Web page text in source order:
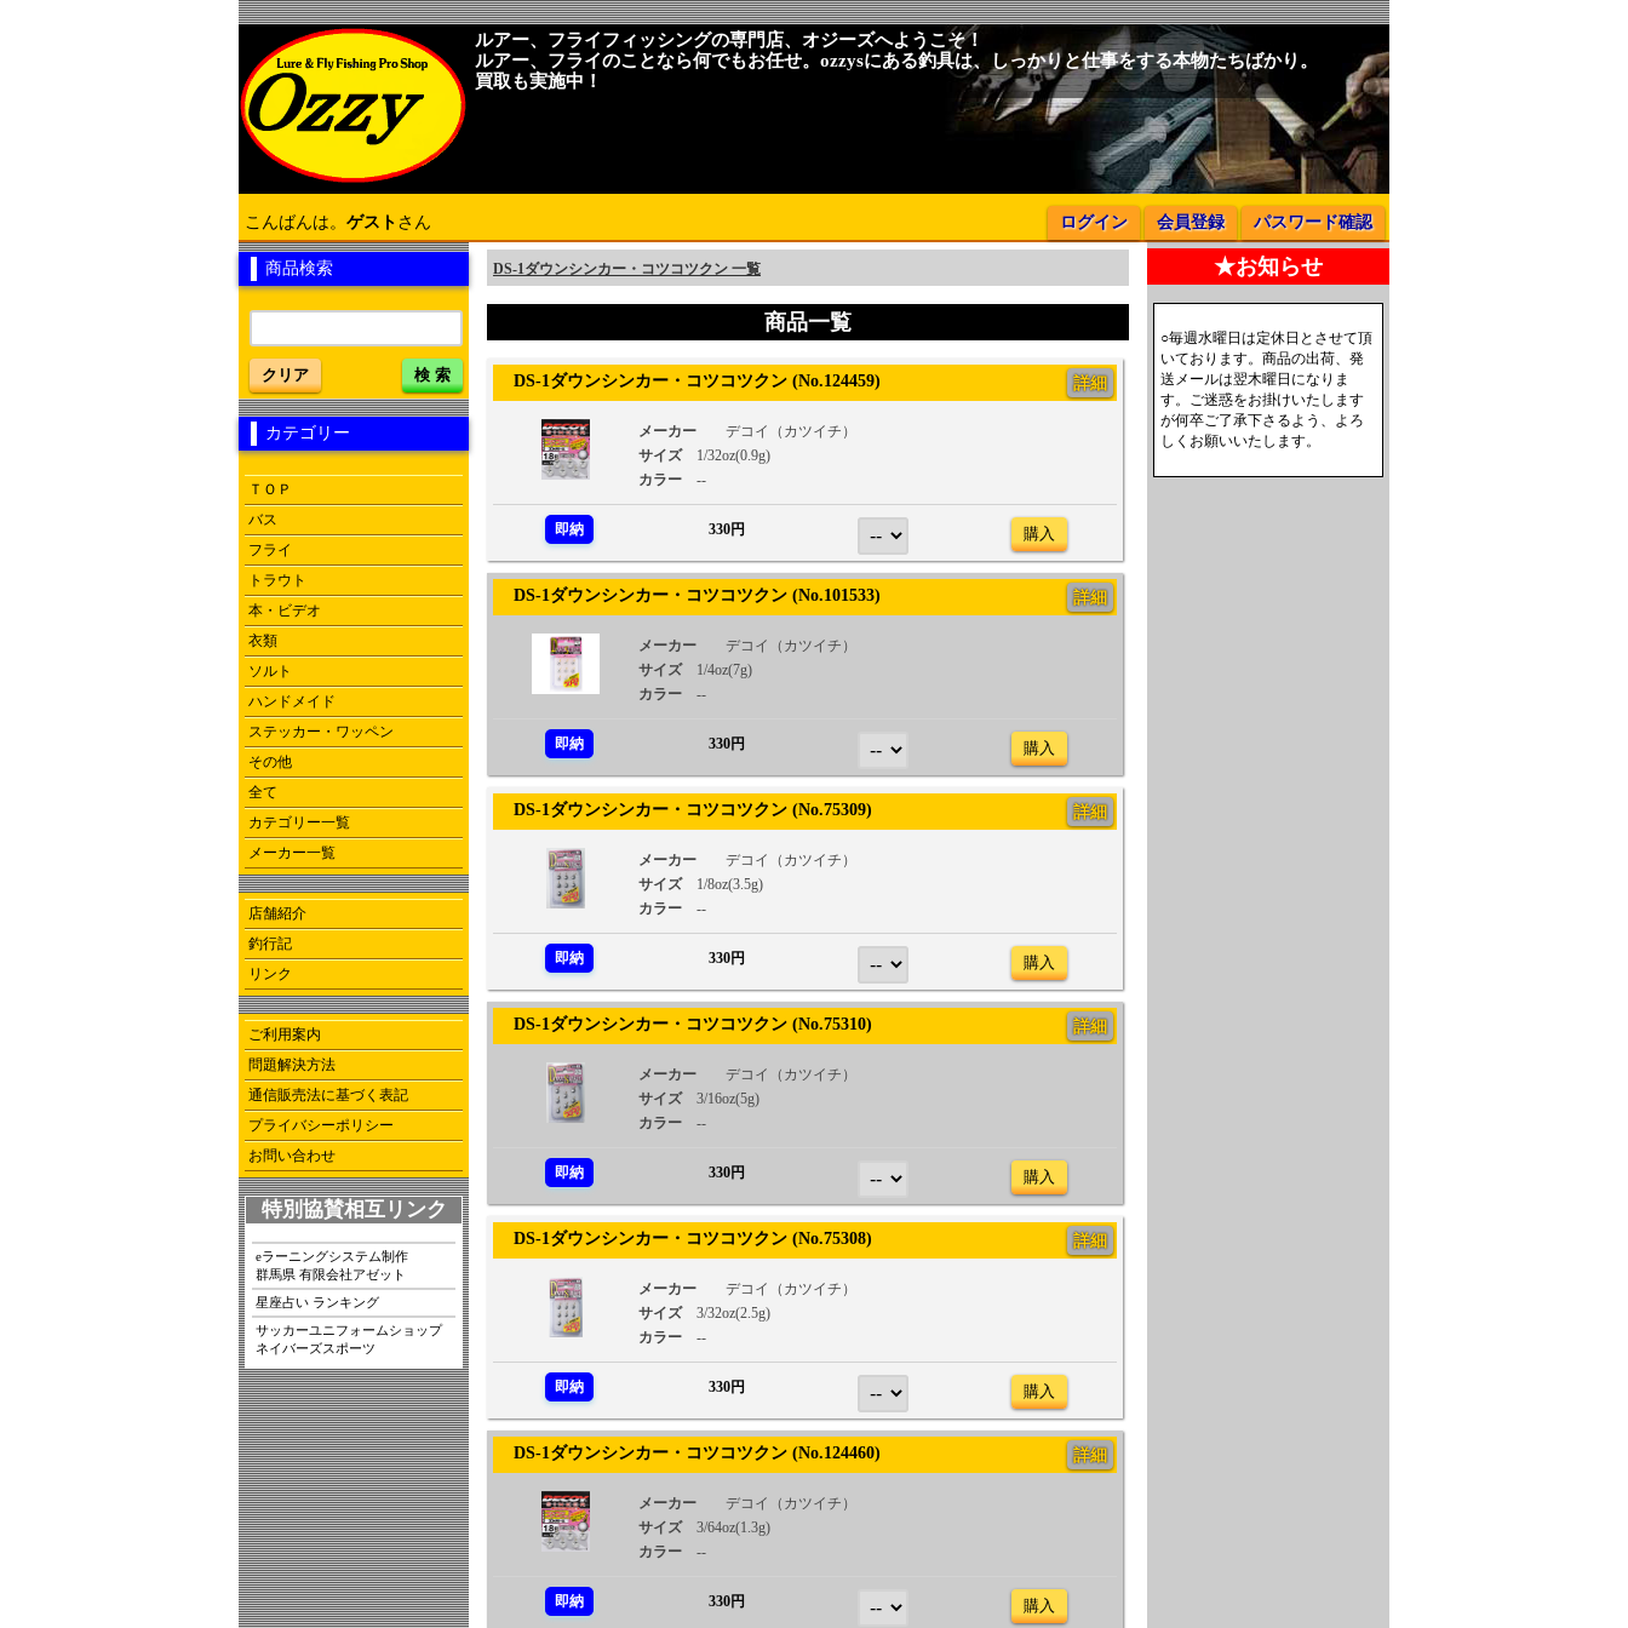
ルアー、フライフィッシングの専門店、オジーズへようこそ！
ルアー、フライのことなら何でもお任せ。ozzysにある釣具は、しっかりと仕事をする本物たちばかり。
買取も実施中！
こんばんは。 ゲスト さん ログイン 会員登録 パスワード確認
商品検索
クリア 検 索
カテゴリー
ＴＯＰ
バス
フライ
トラウト
本・ビデオ
衣類
ソルト
ハンドメイド
ステッカー・ワッペン
その他
全て
カテゴリー一覧
メーカー一覧
店舗紹介
釣行記
リンク
ご利用案内
問題解決方法
通信販売法に基づく表記
プライバシーポリシー
お問い合わせ
特別協賛相互リンク
eラーニングシステム制作
群馬県 有限会社アゼット
星座占い ランキング
サッカーユニフォームショップ
ネイバーズスポーツ
DS-1ダウンシンカー・コツコツクン 一覧
商品一覧
DS-1ダウンシンカー・コツコツクン (No.124459) 詳細
メーカー
デコイ（カツイチ）
サイズ
1/32oz(0.9g)
カラー
--
即納 330円 購入
DS-1ダウンシンカー・コツコツクン (No.101533) 詳細
メーカー
デコイ（カツイチ）
サイズ
1/4oz(7g)
カラー
--
即納 330円 購入
DS-1ダウンシンカー・コツコツクン (No.75309) 詳細
メーカー
デコイ（カツイチ）
サイズ
1/8oz(3.5g)
カラー
--
即納 330円 購入
DS-1ダウンシンカー・コツコツクン (No.75310) 詳細
メーカー
デコイ（カツイチ）
サイズ
3/16oz(5g)
カラー
--
即納 330円 購入
DS-1ダウンシンカー・コツコツクン (No.75308) 詳細
メーカー
デコイ（カツイチ）
サイズ
3/32oz(2.5g)
カラー
--
即納 330円 購入
DS-1ダウンシンカー・コツコツクン (No.124460) 詳細
メーカー
デコイ（カツイチ）
サイズ
3/64oz(1.3g)
カラー
--
即納 330円 購入
★お知らせ
○毎週水曜日は定休日とさせて頂
いております。商品の出荷、発
送メールは翌木曜日になりま
す。ご迷惑をお掛けいたします
が何卒ご了承下さるよう、よろ
しくお願いいたします。